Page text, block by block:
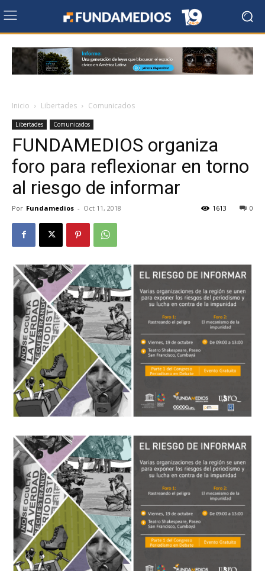
Inicio Libertades Comunicados
Libertades Comunicados
FUNDAMEDIOS organiza
foro para reflexionar en torno
al riesgo de informar
Por Fundamedios - Oct 11, 2018 0
1613